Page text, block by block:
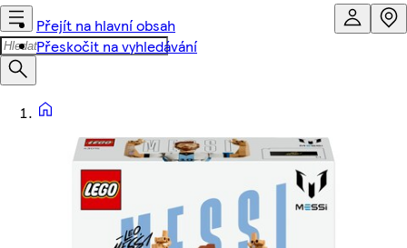
Přejít na hlavní obsah
Přeskočit na vyhledávání